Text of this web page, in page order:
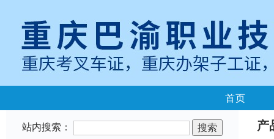
首页
站内搜索： 产